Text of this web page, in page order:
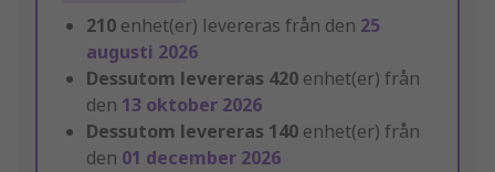
210 enhet(er) levereras från den 25
augusti 2026
Dessutom levereras 420 enhet(er) från
den 13 oktober 2026
Dessutom levereras 140 enhet(er) från
den 01 december 2026